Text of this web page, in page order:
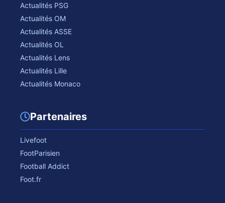
Actualités PSG
Actualités OM
Actualités ASSE
Actualités OL
Actualités Lens
Actualités Lille
Actualités Monaco
Partenaires
Livefoot
FootParisien
Football Addict
Foot.fr